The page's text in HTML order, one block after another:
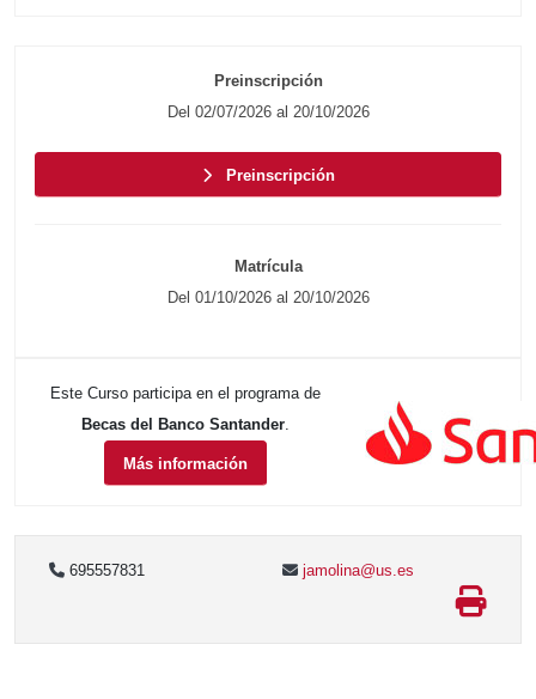
Preinscripción
Del 02/07/2026 al 20/10/2026
Preinscripción
Matrícula
Del 01/10/2026 al 20/10/2026
Este Curso participa en el programa de
Becas del Banco Santander.
Más información
695557831 jamolina@us.es